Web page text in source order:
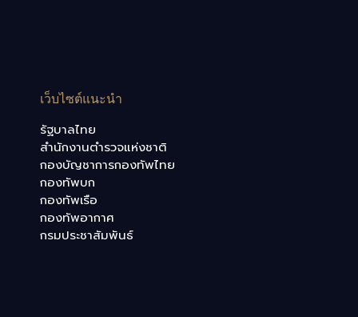
เว็บไซต์แนะนำ
รัฐบาลไทย
สำนักงานตำรวจแห่งชาติ
กองบัญชาการกองทัพไทย
กองทัพบก
กองทัพเรือ
กองทัพอากาศ
กรมประชาสัมพันธ์